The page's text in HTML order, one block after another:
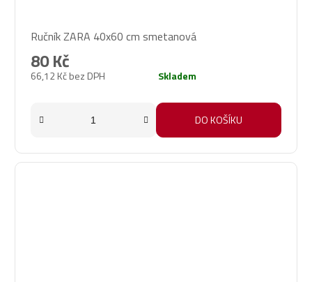
Ručník ZARA 40x60 cm smetanová
66,12 Kč bez DPH
80 Kč
Skladem
DO KOŠÍKU